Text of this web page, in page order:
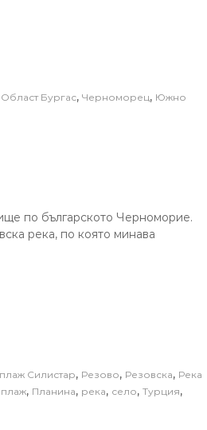
Област Бургас, Черноморец, Южно
по българското Черноморие.
река, по която минава
плаж Силистар, Резово, Резовска, Река
плаж, Планина, река, село, Турция,